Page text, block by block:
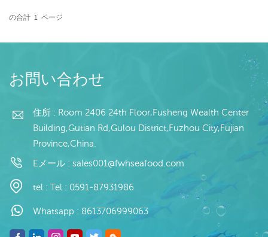
バッグ,10kg /織りバッグ
売モデル：卸売/輸出 min .
払い：TT/С確認された取
消不能のLCを一目で 発
起源：中国 ブランド：fu
wang hang
最小。注文: 20 フィート
コンテナ / 40 フィート コ
ンテナ 支払い: TT / 確認済
み取消不能 LC 一覧で 発
原産地: 中国 ブランド:フー
ワンハング
の合計 1 ページ
お問い合わせ
住所 : Room 2406 24th Floor,Fusheng Wealth Center
Building,Gutian Rd,Gulou District,Fuzhou City,Fujian
Province,China.
Eメール : sales001@fwhseafood.com
tel : Tel : 0591-87931986
Whatsapp : 8613706999063